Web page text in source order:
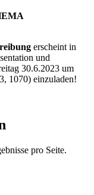
erscheint in
und
30.6.2023 um
1070) einzuladen!
pro Seite.